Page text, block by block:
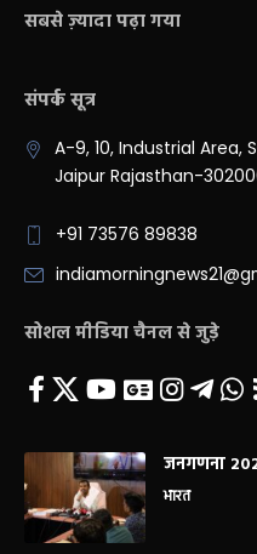
सबसे ज़्यादा पढ़ा गया
संपर्क सूत्र
A-9, 10, Industrial Area,
Jaipur Rajasthan-
+91 73576 89838
सोशल मीडिया चैनल से जुड़े
जनगणना
भारत